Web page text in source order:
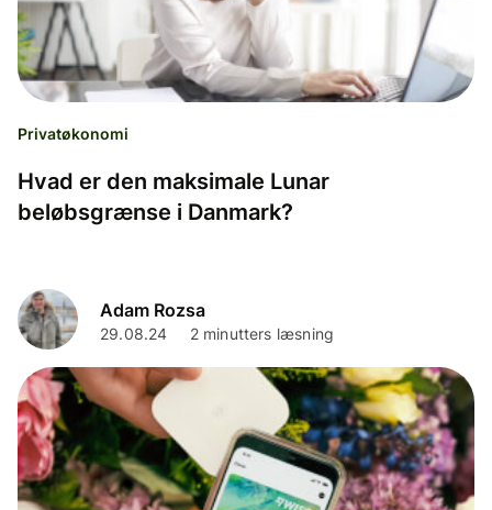
Privatøkonomi
Hvad er den maksimale Lunar
beløbsgrænse i Danmark?
Adam Rozsa
29.08.24 2 minutters læsning